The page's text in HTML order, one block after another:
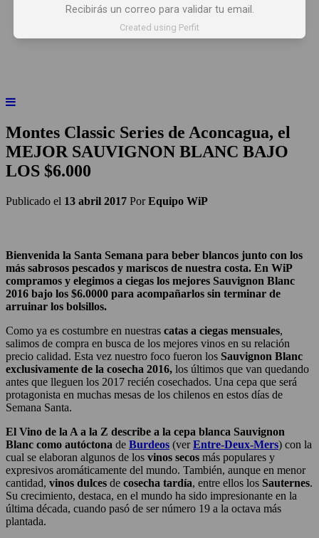
NOTICIAS ARTÍCULOS
Montes Classic Series de Aconcagua, el
MEJOR SAUVIGNON BLANC BAJO
LOS $6.000
Publicado el 13 abril 2017 PorEquipo WiP
Bienvenida la Santa Semana para beber blancos junto con los
más sabrosos pescados y mariscos de nuestra costa. En WiP
compramos y elegimos a ciegas los mejores Sauvignon Blanc
2016 bajo los $6.0000 para acompañarlos sin terminar de
arruinar los bolsillos.
Como ya es costumbre en nuestras catas a ciegas mensuales,
salimos de compra en busca de los mejores vinos en su relación
precio calidad. Esta vez nuestro foco fueron los Sauvignon Blanc
exclusivamente de la cosecha 2016, los últimos que van quedando
antes que lleguen los 2017 recién cosechados. Una cepa que será
protagonista en muchas mesas de los chilenos en estos días de
Semana Santa.
El Vino de la A a la Z describe a la cepa blanca Sauvignon
Blanc como autóctona de Burdeos (verEntre-Deux-Mers) con la
cual se elaboran algunos de los vinos secos más populares y
expresivos aromáticamente del mundo. También, aunque en menor
cantidad, vinos dulces de cosecha tardía, entre ellos los Sauternes.
Su crecimiento, destaca, en el mundo ha sido impresionante en la
última década, cuando pasó de ser número 19 a la octava más
plantada.
Recibirás un correo para validar tu email.
Created using Perfit